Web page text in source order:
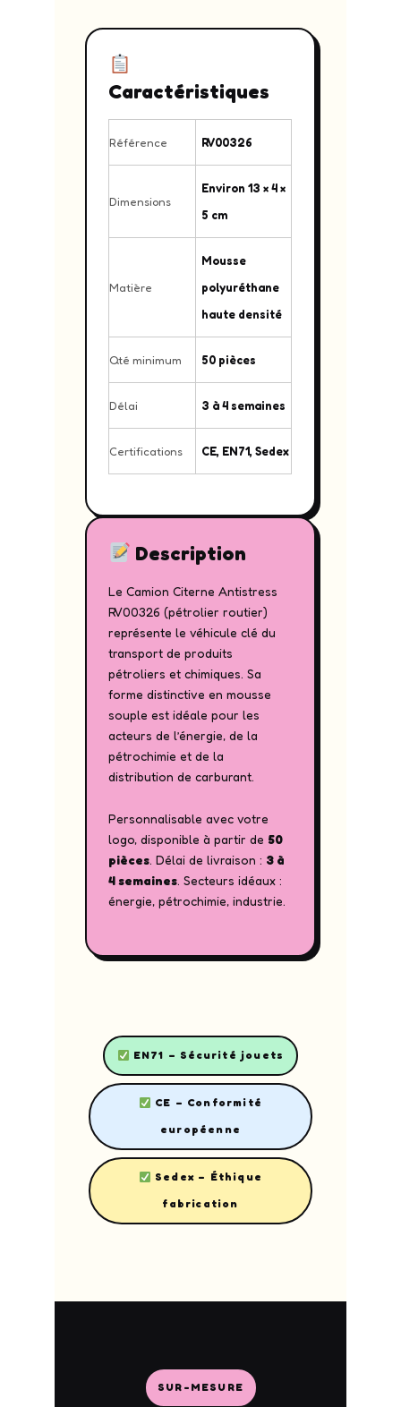
Caractéristiques
Référence RV00326
Dimensions
Environ 13 × 4 ×
5 cm
Matière
Mousse
polyuréthane
haute densité
Qté minimum 50 pièces
Délai 3 à 4 semaines
Certifications CE, EN71, Sedex
Description
Le Camion Citerne Antistress
RV00326 (pétrolier routier)
représente le véhicule clé du
transport de produits
pétroliers et chimiques. Sa
forme distinctive en mousse
souple est idéale pour les
acteurs de l’énergie, de la
pétrochimie et de la
distribution de carburant.
Personnalisable avec votre
logo, disponible à partir de 50
pièces. Délai de livraison : 3 à
4 semaines. Secteurs idéaux :
énergie, pétrochimie, industrie.
EN71 – Sécurité jouets
CE – Conformité
européenne
Sedex – Éthique
fabrication
SUR-MESURE